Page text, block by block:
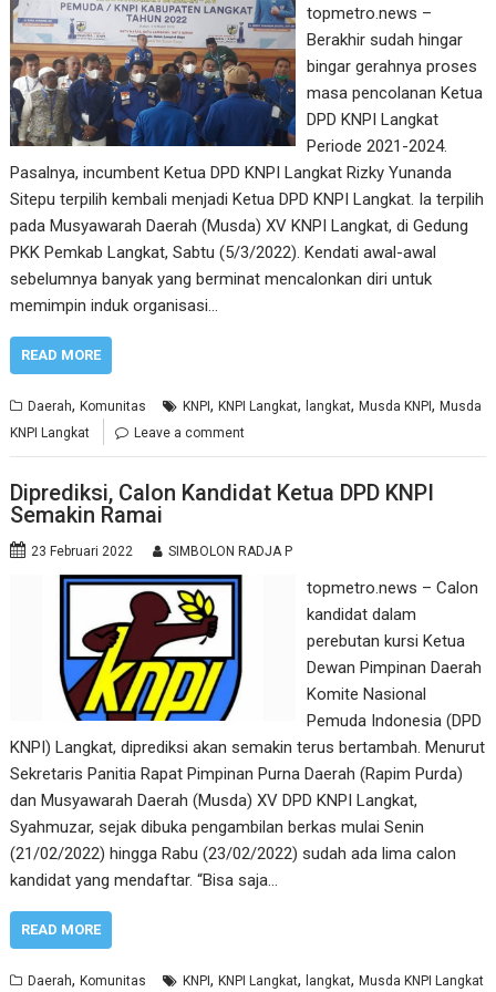
topmetro.news –
Berakhir sudah hingar
bingar gerahnya proses
masa pencolanan Ketua
DPD KNPI Langkat
Periode 2021-2024.
Pasalnya, incumbent Ketua DPD KNPI Langkat Rizky Yunanda
Sitepu terpilih kembali menjadi Ketua DPD KNPI Langkat. Ia terpilih
pada Musyawarah Daerah (Musda) XV KNPI Langkat, di Gedung
PKK Pemkab Langkat, Sabtu (5/3/2022). Kendati awal-awal
sebelumnya banyak yang berminat mencalonkan diri untuk
memimpin induk organisasi…
READ MORE
Daerah,Komunitas KNPI,KNPI Langkat, langkat,Musda KNPI,Musda
KNPI Langkat
Leave a comment
Diprediksi, Calon Kandidat Ketua DPD KNPI
Semakin Ramai
23 Februari 2022 SIMBOLON RADJA P
topmetro.news – Calon
kandidat dalam
perebutan kursi Ketua
Dewan Pimpinan Daerah
Komite Nasional
Pemuda Indonesia (DPD
KNPI) Langkat, diprediksi akan semakin terus bertambah. Menurut
Sekretaris Panitia Rapat Pimpinan Purna Daerah (Rapim Purda)
dan Musyawarah Daerah (Musda) XV DPD KNPI Langkat,
Syahmuzar, sejak dibuka pengambilan berkas mulai Senin
(21/02/2022) hingga Rabu (23/02/2022) sudah ada lima calon
kandidat yang mendaftar. “Bisa saja…
READ MORE
Daerah,Komunitas KNPI,KNPI Langkat, langkat,Musda KNPI Langkat